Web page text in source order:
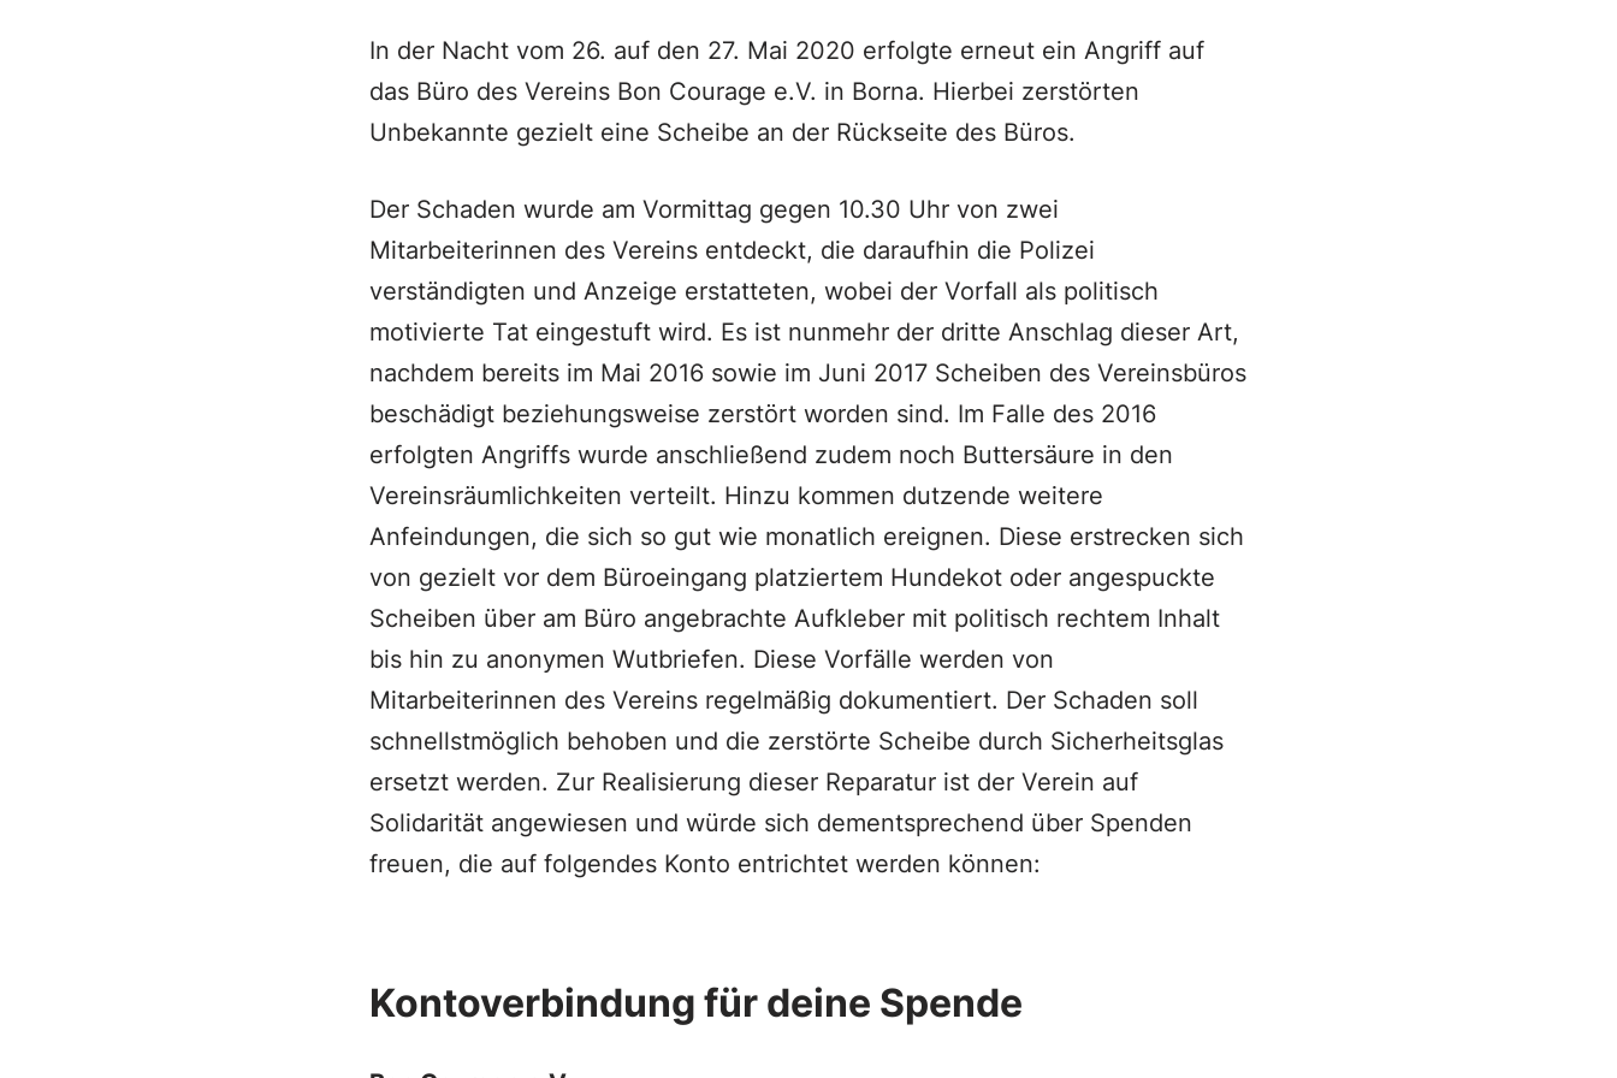
In der Nacht vom 26. auf den 27. Mai 2020 erfolgte erneut ein Angriff auf
das Büro des Vereins Bon Courage e.V. in Borna. Hierbei zerstörten
Unbekannte gezielt eine Scheibe an der Rückseite des Büros.
Der Schaden wurde am Vormittag gegen 10.30 Uhr von zwei
Mitarbeiterinnen des Vereins entdeckt, die daraufhin die Polizei
verständigten und Anzeige erstatteten, wobei der Vorfall als politisch
motivierte Tat eingestuft wird. Es ist nunmehr der dritte Anschlag dieser Art,
nachdem bereits im Mai 2016 sowie im Juni 2017 Scheiben des Vereinsbüros
beschädigt beziehungsweise zerstört worden sind. Im Falle des 2016
erfolgten Angriffs wurde anschließend zudem noch Buttersäure in den
Vereinsräumlichkeiten verteilt. Hinzu kommen dutzende weitere
Anfeindungen, die sich so gut wie monatlich ereignen. Diese erstrecken sich
von gezielt vor dem Büroeingang platziertem Hundekot oder angespuckte
Scheiben über am Büro angebrachte Aufkleber mit politisch rechtem Inhalt
bis hin zu anonymen Wutbriefen. Diese Vorfälle werden von
Mitarbeiterinnen des Vereins regelmäßig dokumentiert. Der Schaden soll
schnellstmöglich behoben und die zerstörte Scheibe durch Sicherheitsglas
ersetzt werden. Zur Realisierung dieser Reparatur ist der Verein auf
Solidarität angewiesen und würde sich dementsprechend über Spenden
freuen, die auf folgendes Konto entrichtet werden können:
Kontoverbindung für deine Spende